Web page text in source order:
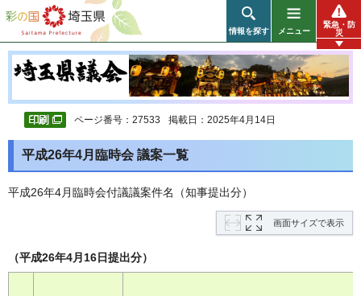
彩の国 埼玉県
情報を探す メニュー
緊急・防
災
ページ番号：27533 掲載日：2025年4月14日
平成26年4月臨時会 議案一覧
平成26年4月臨時会付議議案件名（知事提出分）
画面サイズで表示
（平成26年4月16日提出分）